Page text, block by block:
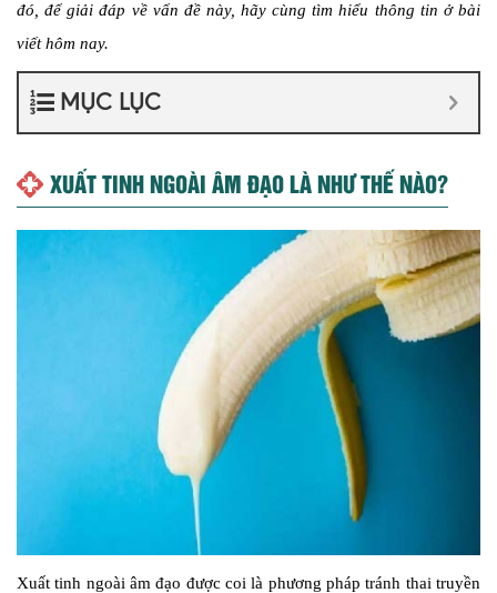
đó, để giải đáp về vấn đề này, hãy cùng tìm hiểu thông tin ở bài
viết hôm nay.
MỤC LỤC
XUẤT TINH NGOÀI ÂM ĐẠO LÀ NHƯ THẾ NÀO?
Xuất tinh ngoài âm đạo được coi là phương pháp tránh thai truyền